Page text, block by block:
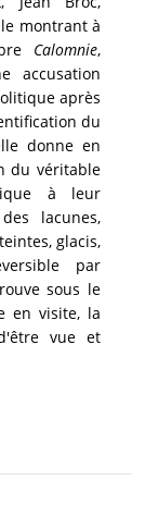
montrant à
Calomnie,
accusation
après
du
donne en
du véritable
à leur
lacunes,
glacis,
par
sous le
en visite, la
vue et